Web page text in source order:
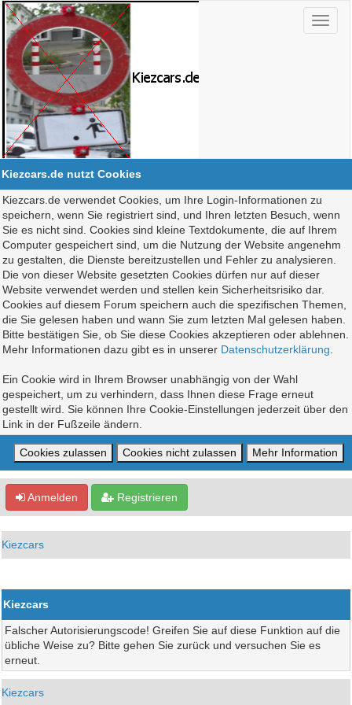
Kiezcars.de nutzt Cookies
Kiezcars.de verwendet Cookies, um Ihre Login-Informationen zu
speichern, wenn Sie registriert sind, und Ihren letzten Besuch, wenn
Sie es nicht sind. Cookies sind kleine Textdokumente, die auf Ihrem
Computer gespeichert sind, um die Nutzung der Website angenehm
zu gestalten, die Dienste bereitzustellen und Fehler zu analysieren.
Die von dieser Website gesetzten Cookies dürfen nur auf dieser
Website verwendet werden und stellen kein Sicherheitsrisiko dar.
Cookies auf diesem Forum speichern auch die spezifischen Themen,
die Sie gelesen haben und wann Sie zum letzten Mal gelesen haben.
Bitte bestätigen Sie, ob Sie diese Cookies akzeptieren oder ablehnen.
Mehr Informationen dazu gibt es in unserer Datenschutzerklärung
Ein Cookie wird in Ihrem Browser unabhängig von der Wahl
gespeichert, um zu verhindern, dass Ihnen diese Frage erneut
gestellt wird. Sie können Ihre Cookie-Einstellungen jederzeit über den
Link in der Fußzeile ändern.
Anmelden Registrieren
Kiezcars
Kiezcars
Falscher Autorisierungscode! Greifen Sie auf diese Funktion auf die
übliche Weise zu? Bitte gehen Sie zurück und versuchen Sie es
erneut.
Kiezcars